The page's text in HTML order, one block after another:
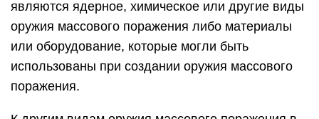
являются ядерное, химическое или другие виды
оружия массового поражения либо материалы
или оборудование, которые могли быть
использованы при создании оружия массового
поражения.